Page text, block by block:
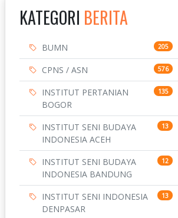
KATEGORI BERITA
BUMN 205
CPNS / ASN 576
INSTITUT PERTANIAN
BOGOR
135
INSTITUT SENI BUDAYA
INDONESIA ACEH
13
INSTITUT SENI BUDAYA
INDONESIA BANDUNG
12
INSTITUT SENI INDONESIA
DENPASAR
13